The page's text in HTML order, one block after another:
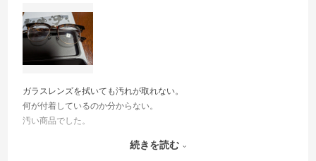
ガラスレンズを拭いても汚れが取れない。
何が付着しているのか分からない。
汚い商品でした。
によく点検したほうが良いと思います。
続きを読む